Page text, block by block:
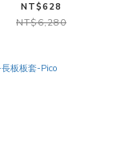
NT$628
NT$6,280